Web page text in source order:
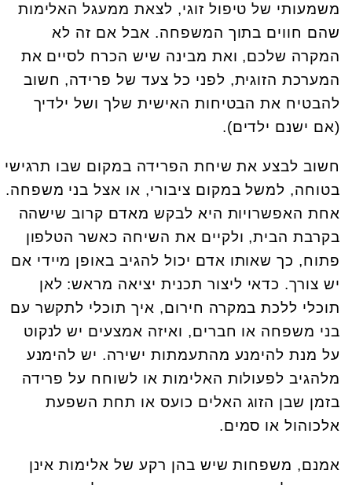
משמעותי של טיפול זוגי, לצאת ממעגל האלימות
שהם חווים בתוך המשפחה. אבל אם זה לא
המקרה שלכם, ואת מבינה שיש הכרח לסיים את
המערכת הזוגית, לפני כל צעד של פרידה, חשוב
להבטיח את הבטיחות האישית שלך ושל ילדיך
(אם ישנם ילדים).
חשוב לבצע את שיחת הפרידה במקום שבו תרגישי
בטוחה, למשל במקום ציבורי, או אצל בני משפחה.
אחת האפשרויות היא לבקש מאדם קרוב שישהה
בקרבת הבית, ולקיים את השיחה כאשר הטלפון
פתוח, כך שאותו אדם יכול להגיב באופן מיידי אם
יש צורך. כדאי ליצור תכנית יציאה מראש: לאן
תוכלי ללכת במקרה חירום, איך תוכלי לתקשר עם
בני משפחה או חברים, ואיזה אמצעים יש לנקוט
על מנת להימנע מהתעמתות ישירה. יש להימנע
מלהגיב לפעולות האלימות או לשוחח על פרידה
בזמן שבן הזוג האלים כועס או תחת השפעת
אלכוהול או סמים.
אמנם, משפחות שיש בהן רקע של אלימות אינן